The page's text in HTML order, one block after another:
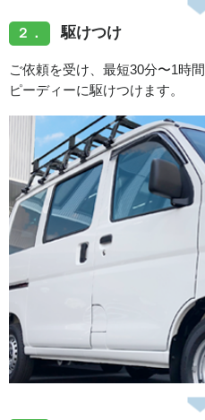
２． 駆けつけ
ご依頼を受け、最短30分〜1時
ピーディーに駆けつけます。